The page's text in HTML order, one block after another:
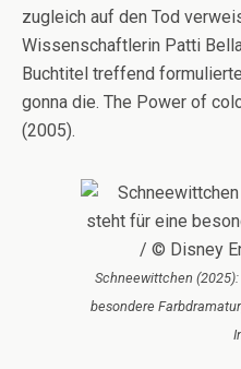
zugleich auf den Tod
Wissenschaftlerin Patti
Buchtitel treffend
gonna die. The Power of
(2005).
Schneewittchen
besondere